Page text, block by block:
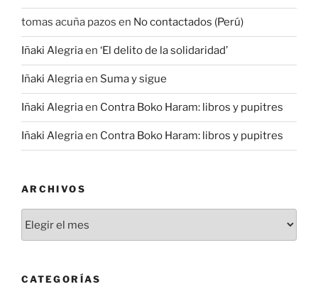
tomas acuña pazos en No contactados (Perú)
Iñaki Alegriaen ‘El delito de la solidaridad’
Iñaki Alegriaen Suma y sigue
Iñaki Alegriaen Contra Boko Haram: libros y pupitres
Iñaki Alegriaen Contra Boko Haram: libros y pupitres
ARCHIVOS
CATEGORÍAS